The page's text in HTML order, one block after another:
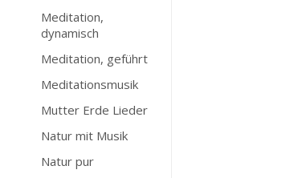
Meditation,
dynamisch
Meditation, geführt
Meditationsmusik
Mutter Erde Lieder
Natur mit Musik
Natur pur